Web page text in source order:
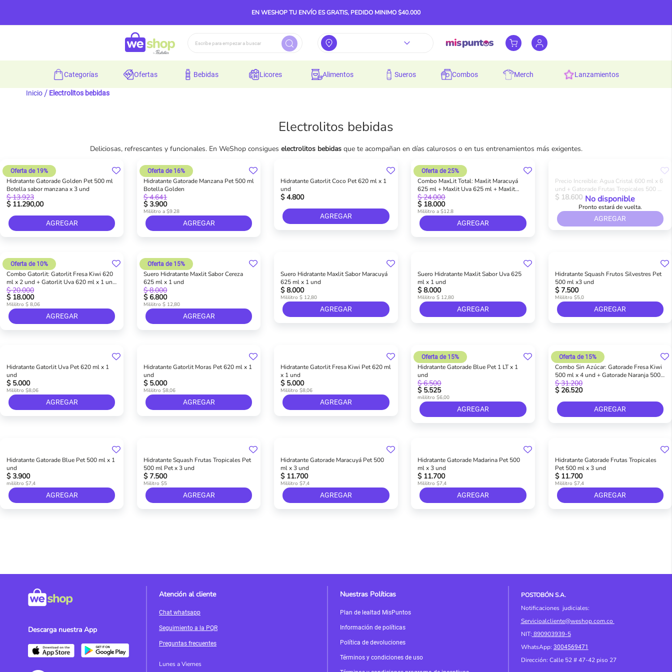
EN WESHOP TU ENVÍO ES GRATIS, PEDIDO MINIMO $40.000
categorías ofertas bebidas licores alimentos sueros combos merch lanzamientos
Inicio Electrolitos bebidas
Electrolitos bebidas
Deliciosas, refrescantes y funcionales. En WeShop consigues electrolitos bebidasque te acompañan en días calurosos o en tus entrenamientos más exigentes.
Hidratante Gatorade Golden Pet 500 ml
Botella sabor manzana x 3 und
$ 11.290,00
$ 13.923
Oferta de 19%
AGREGAR
Hidratante Gatorade Manzana Pet 500 ml
Botella Golden
Oferta de 16%
$ 4.641
$ 3.900
Mililitro a $9.28
AGREGAR
Hidratante Gatorlit Coco Pet 620 ml x 1
und
$ 4.800
AGREGAR
Combo MaxLit Total: Maxlit Maracuyá
625 ml + Maxlit Uva 625 ml + Maxlit
Cereza 625 ml
$ 18.000
$ 24.000
Oferta de 25%
Mililitro a $12.8
AGREGAR
Precio Increible: Agua Cristal 600 ml x 6
und + Gatorade Frutas Tropicales 500 ml
x 3
$ 18.600 No disponible
Pronto estará de vuelta.
AGREGAR
Combo Gatorlit: Gatorlit Fresa Kiwi 620
ml x 2 und + Gatorlit Uva 620 ml x 1 und
+ Gatorlit Mora 620 ml x 1 und
$ 18.000
$ 20.000
Oferta de 10%
Mililitro $ 8,06
AGREGAR
Suero Hidratante Maxlit Sabor Cereza
625 ml x 1 und
Oferta de 15%
$ 8.000
$ 6.800
Mililitro $ 12,80
AGREGAR
Suero Hidratante Maxlit Sabor Maracuyá
625 ml x 1 und
$ 8.000
Mililitro $ 12,80
AGREGAR
Suero Hidratante Maxlit Sabor Uva 625
ml x 1 und
$ 8.000
Mililitro $ 12,80
AGREGAR
Hidratante Squash Frutos Silvestres Pet
500 ml x3 und
$ 7.500
Mililitro $5,0
AGREGAR
Hidratante Gatorlit Uva Pet 620 ml x 1
und
$ 5.000
Mililitro $8,06
AGREGAR
Hidratante Gatorlit Moras Pet 620 ml x 1
und
$ 5.000
Mililitro $8,06
AGREGAR
Hidratante Gatorlit Fresa Kiwi Pet 620 ml
x 1 und
$ 5.000
Mililitro $8,06
AGREGAR
Hidratante Gatorade Blue Pet 1 LT x 1
und
Oferta de 15%
$ 6.500
$ 5.525
mililitro $6,00
AGREGAR
Combo Sin Azúcar: Gatorade Fresa Kiwi
500 ml x 4 und + Gatorade Naranja 500
ml x 4 und
$ 26.520
$ 31.200
Oferta de 15%
AGREGAR
Hidratante Gatorade Blue Pet 500 ml x 1
und
$ 3.900
mililitro $7,4
AGREGAR
Hidratante Squash Frutas Tropicales Pet
500 ml Pet x 3 und
$ 7.500
Miilitro $5
AGREGAR
Hidratante Gatorade Maracuyá Pet 500
ml x 3 und
$ 11.700
Mililitro $7,4
AGREGAR
Hidratante Gatorade Madarina Pet 500
ml x 3 und
$ 11.700
Mililitro $7,4
AGREGAR
Hidratante Gatorade Frutas Tropicales
Pet 500 ml x 3 und
$ 11.700
Mililitro $7,4
AGREGAR
Descarga nuestra App
Atención al cliente
Chat whatsapp
Seguimiento a la PQR
Preguntas frecuentes
Lunes a Viernes
Nuestras Políticas
Plan de lealtad MisPuntos
Información de políticas
Política de devoluciones
Términos y condiciones de uso
POSTOBÓN S.A.
Notificaciones judiciales:
Servicioalcliente@weshop.com.co
NIT: 890903939-5
WhatsApp: 3004569471
Dirección: Calle 52 # 47-42 piso 27